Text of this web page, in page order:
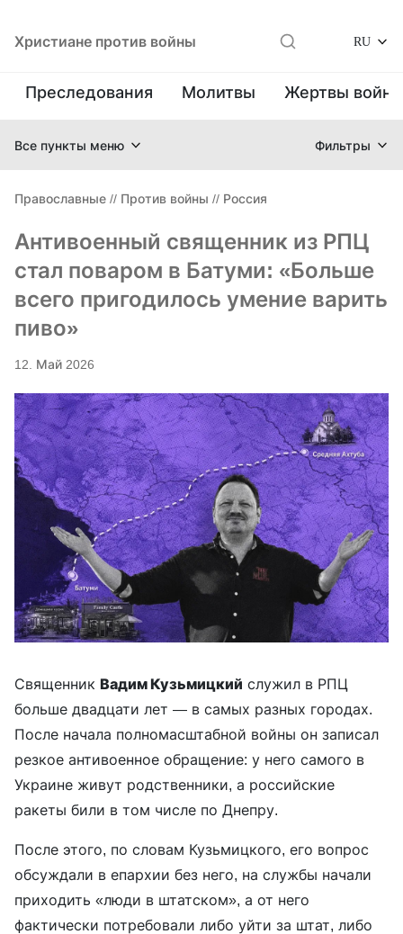
Христиане против войны RU
Преследования Молитвы Жертвы
Все пункты меню Фильтры
Православные // Против войны // Россия
Антивоенный священник из РПЦ
стал поваром в Батуми: «Больше
всего пригодилось умение варить
пиво»
12. Май 2026
Священник Вадим Кузьмицкий служил в РПЦ
больше двадцати лет — в самых разных городах.
После начала полномасштабной войны он записал
резкое антивоенное обращение: у него самого в
Украине живут родственники, а российские
ракеты били в том числе по Днепру.
После этого, по словам Кузьмицкого, его вопрос
обсуждали в епархии без него, на службы начали
приходить «люди в штатском», а от него
фактически потребовали либо уйти за штат, либо